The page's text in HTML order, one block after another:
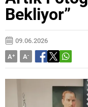
Bekliyor”
09.06.2026
A+ A-